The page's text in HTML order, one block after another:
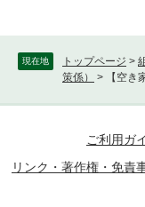
現在地 トップページ >
策係）
> 【空き
ご利用ガ
リンク・著作権・免責